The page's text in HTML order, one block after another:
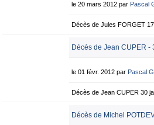
le 20 mars 2012 par Pascal
Décès de Jules FORGET
Décès de Jean CUPER -
le 01 févr. 2012 par Pascal
Décès de Jean CUPER 30
Décès de Michel